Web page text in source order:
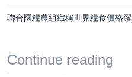
聯合國糧農組織稱世界糧食價格
Continue reading